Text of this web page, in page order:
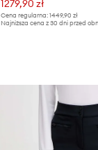
1279,90 zł
Cena regularna: 1449,90 zł
Najniższa cena z 30 dni przed